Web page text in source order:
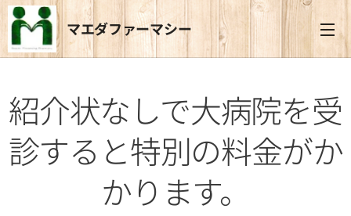
マエダファーマシー
紹介状なしで大病院を受
診すると特別の料金がか
かります。